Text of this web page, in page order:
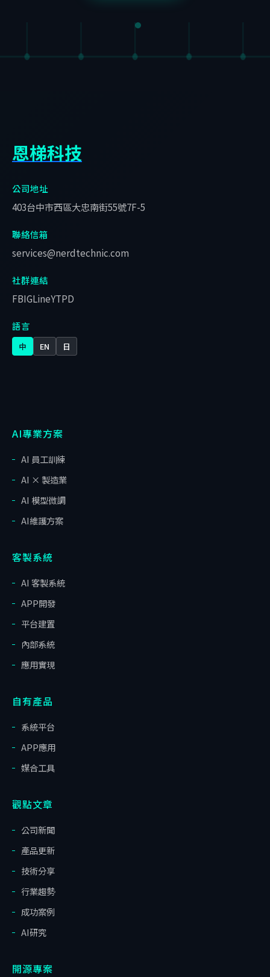
恩梯科技
公司地址
403台中市西區大忠南街55號7F-5
聯絡信箱
services@nerdtechnic.com
社群連結
FBIGLineYTPD
語言
中 EN 日
AI專業方案
AI 員工訓練
AI × 製造業
AI 模型微調
AI維護方案
客製系統
AI 客製系統
APP開發
平台建置
內部系統
應用實現
自有產品
系統平台
APP應用
媒合工具
觀點文章
公司新聞
產品更新
技術分享
行業趨勢
成功案例
AI研究
開源專案